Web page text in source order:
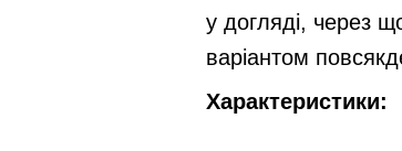
у догляді, через
варіантом
Характеристики: